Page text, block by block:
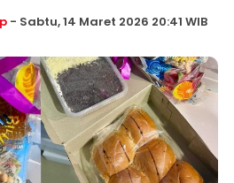
- Sabtu, 14 Maret 2026 20:41 WIB